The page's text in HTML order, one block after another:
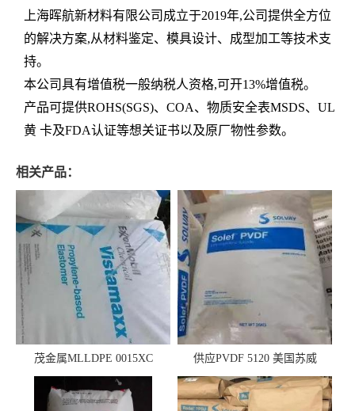
上海晖航新材料有限公司成立于2019年,公司提供全方位
的解决方案,从材料鉴定、模具设计、成型加工等技术支
持。
本公司具有增值税一般纳税人资格,可开13%增值税。
产品可提供ROHS(SGS)、COA、物质安全表MSDS、UL
黄 卡及FDA认证等想关证书以及原厂物性参数。
相关产品：
茂金属MLLDPE 0015XC
0019XC 现货
供应PVDF 5120 美国苏威